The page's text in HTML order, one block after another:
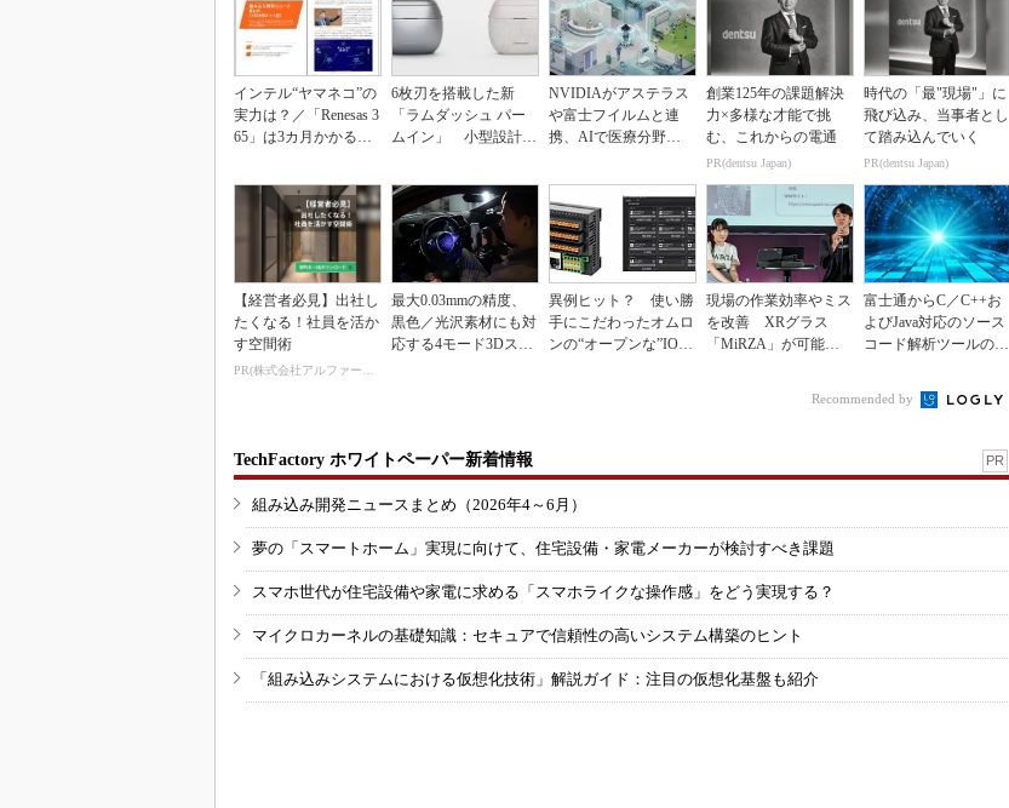
インテル“ヤマネコ”の
実力は？／「Renesas 3
65」は3カ月かかる作
6枚刃を搭載した新
「ラムダッシュ パー
ムイン」 小型設計と
NVIDIAがアステラス
や富士フイルムと連
携、AIで医療分野支
創業125年の課題解決
力×多様な才能で挑
む、これからの電通
PR(dentsu Japan)
時代の「最"現場"」に
飛び込み、当事者とし
て踏み込んでいく
PR(dentsu Japan)
【経営者必見】出社し
たくなる！社員を活か
す空間術
PR(株式会社アルファーテクノ)
最大0.03mmの精度、
黒色／光沢素材にも対
応する4モード3Dスキ
異例ヒット？ 使い勝
手にこだわったオムロ
ンの“オープンな”IO-L
現場の作業効率やミス
を改善 XRグラス
「MiRZA」が可能に
富士通からC／C++お
よびJava対応のソース
コード解析ツールの資
Recommended by
TechFactory ホワイトペーパー新着情報 PR
組み込み開発ニュースまとめ（2026年4～6月）
夢の「スマートホーム」実現に向けて、住宅設備・家電メーカーが検討すべき課題
スマホ世代が住宅設備や家電に求める「スマホライクな操作感」をどう実現する？
マイクロカーネルの基礎知識：セキュアで信頼性の高いシステム構築のヒント
「組み込みシステムにおける仮想化技術」解説ガイド：注目の仮想化基盤も紹介